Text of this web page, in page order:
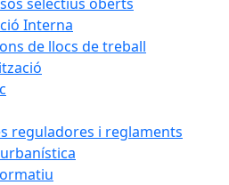
Interna
de llocs de treball
reguladores i reglaments